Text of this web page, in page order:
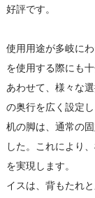
好評です。
使用用途が多岐に
を使用する際にも
あわせて、様々な
の奥行を広く設定
机の脚は、通常の
した。これにより
を実現します。
イスは、背もたれ